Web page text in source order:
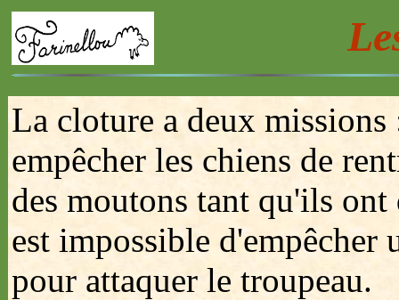
La cloture a deux
empêcher les chiens de
des moutons tant qu'ils
est impossible
pour attaquer le troupeau.